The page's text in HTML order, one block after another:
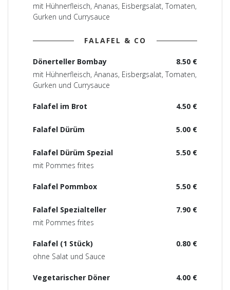
mit Hühnerfleisch, Ananas, Eisbergsalat, Tomaten,
Gurken und Currysauce
FALAFEL & CO
8.50 €
Dönerteller Bombay
mit Hühnerfleisch, Ananas, Eisbergsalat, Tomaten,
Gurken und Currysauce
4.50 €
Falafel im Brot
5.00 €
Falafel Dürüm
5.50 €
Falafel Dürüm Spezial
mit Pommes frites
5.50 €
Falafel Pommbox
7.90 €
Falafel Spezialteller
mit Pommes frites
0.80 €
Falafel (1 Stück)
ohne Salat und Sauce
4.00 €
Vegetarischer Döner